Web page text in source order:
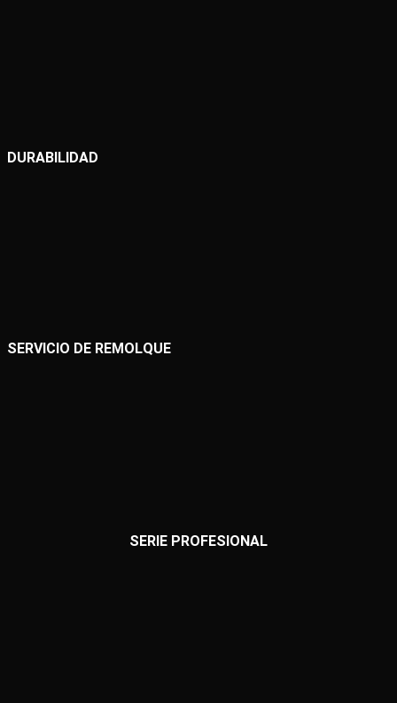
DURABILIDAD
SERVICIO DE REMOLQUE
SERIE PROFESIONAL